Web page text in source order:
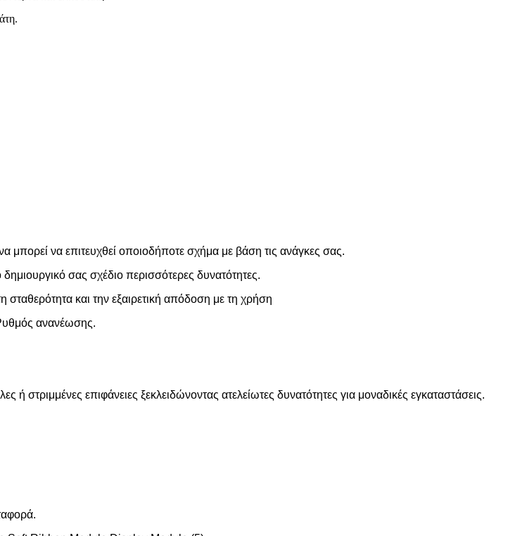
να επιτευχθεί οποιοδήποτε σχήμα με βάση τις ανάγκες σας.
δημιουργικό σας σχέδιο περισσότερες δυνατότητες.
και την εξαιρετική απόδοση με τη χρήση
ανανέωσης.
στριμμένες επιφάνειες ξεκλειδώνοντας ατελείωτες δυνατότητες για μοναδικές εγκαταστάσεις.